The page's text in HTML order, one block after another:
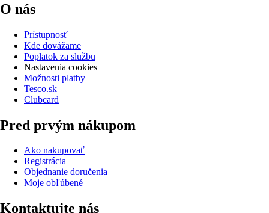
O nás
Prístupnosť
Kde dovážame
Poplatok za službu
Nastavenia cookies
Možnosti platby
Tesco.sk
Clubcard
Pred prvým nákupom
Ako nakupovať
Registrácia
Objednanie doručenia
Moje obľúbené
Kontaktujte nás